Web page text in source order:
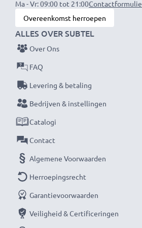
Ingang:12V / 24V
Aansluiting 1:Mini USB
Uitgangsspanning / Uitgang Volt:
Stroomsterkte / Uitgangsampère:
Vermogen Watt:
Kabellengte:
★ 3 Jaar Garantie ★
Als internationale vakhandelaar
waarom het draait bij
Daarom bieden wij 36 maanden
Ma - Vr: 09:00 tot 21:00
Overeenkomst herroepen
ALLES OVER SUBTEL
Over Ons
FAQ
Levering & betaling
Bedrijven & instellingen
Catalogi
Contact
Algemene Voorwaarden
Herroepingsrecht
Garantievoorwaarden
Veiligheid & Certificeringen